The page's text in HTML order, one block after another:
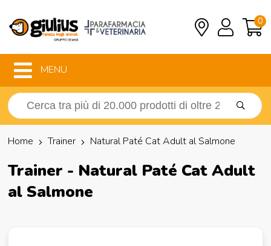
0
MENU
Home Trainer Natural Paté Cat Adult al Salmone
Trainer - Natural Paté Cat Adult
al Salmone